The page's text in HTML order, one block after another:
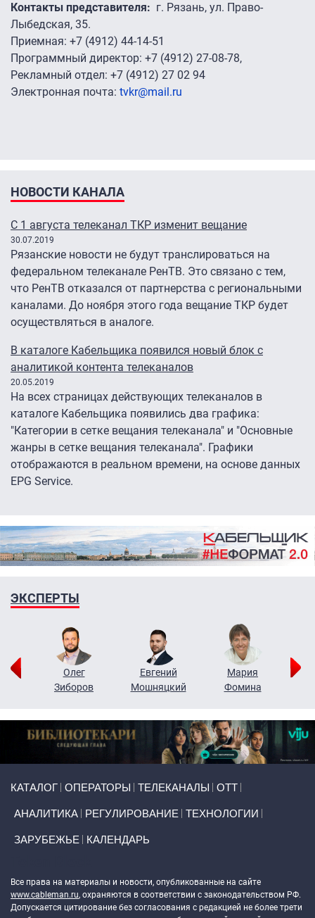
Контакты представителя
г. Рязань, ул. Право-
Лыбедская, 35.
Приемная: +7 (4912) 44-14-51
Программный директор: +7 (4912) 27-08-78,
Рекламный отдел: +7 (4912) 27 02 94
Электронная почта: tvkr@mail.ru
НОВОСТИ КАНАЛА
С 1 августа телеканал ТКР изменит вещание
30.07.2019
Рязанские новости не будут транслироваться на
федеральном телеканале РенТВ. Это связано с тем,
что РенТВ отказался от партнерства с региональными
каналами. До ноября этого года вещание ТКР будет
осуществляться в аналоге.
В каталоге Кабельщика появился новый блок с
аналитикой контента телеканалов
20.05.2019
На всех страницах действующих телеканалов в
каталоге Кабельщика появились два графика:
"Категории в сетке вещания телеканала" и "Основные
жанры в сетке вещания телеканала". Графики
отображаются в реальном времени, на основе данных
EPG Service.
ЭКСПЕРТЫ
Олег
Зиборов
Евгений
Мошняцкий
Мария
Фомина
КАТАЛОГ ОПЕРАТОРЫ ТЕЛЕКАНАЛЫ ОТТ
АНАЛИТИКА РЕГУЛИРОВАНИЕ ТЕХНОЛОГИИ
ЗАРУБЕЖЬЕ КАЛЕНДАРЬ
Все права на материалы и новости, опубликованные на сайте
www.cableman.ru, охраняются в соответствии с законодательством РФ.
Допускается цитирование без согласования с редакцией не более трети